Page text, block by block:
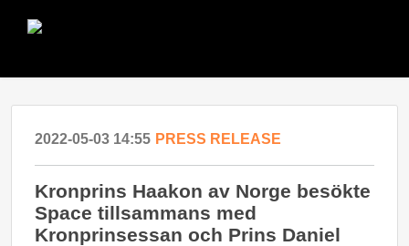
2022-05-03 14:55 PRESS RELEASE
Kronprins Haakon av Norge besökte
Space tillsammans med
Kronprinsessan och Prins Daniel